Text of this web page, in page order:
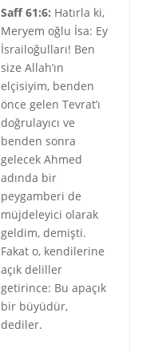
Saff 61:6: Hatırla ki,
Meryem oğlu İsa: Ey
İsrailoğulları! Ben
size Allah’ın
elçisiyim, benden
önce gelen Tevrat’ı
doğrulayıcı ve
benden sonra
gelecek Ahmed
adında bir
peygamberi de
müjdeleyici olarak
geldim, demişti.
Fakat o, kendilerine
açık deliller
getirince: Bu apaçık
bir büyüdür,
dediler.